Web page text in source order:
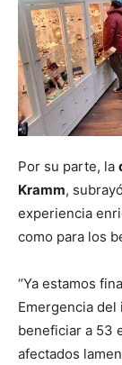
Por su parte, la
Kramm,
experiencia
como para los
“Ya estamos
Emergencia
beneficiar a 53
afectados